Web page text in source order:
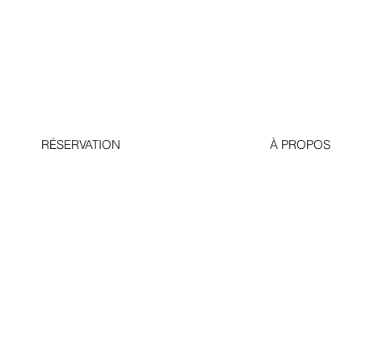
RÉSERVATION À PROPOS